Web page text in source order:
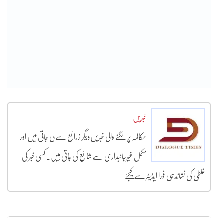
خبریں
مکالمہ پر لگنے والی خبریں دیگر زرائع سے لی جاتی ہیں اور
مکمل غیرجانبداری سے شائع کی جاتی ہیں۔ کسی خبر کی
غلطی کی نشاندہی فورا ایڈیٹر سے کیجئے